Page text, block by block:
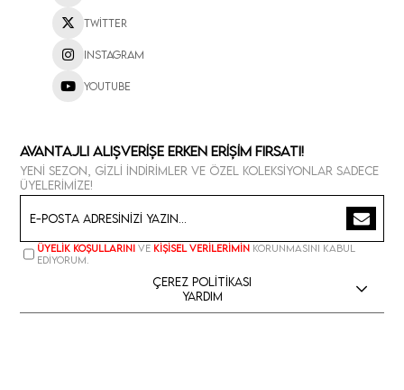
Twitter
Instagram
Youtube
Avantajlı Alışverişe Erken Erişim Fırsatı!
Yeni sezon, gizli indirimler ve özel koleksiyonlar sadece
üyelerimize!
Üyelik koşullarını ve kişisel verilerimin korunmasını kabul
ediyorum.
Çerez Politikası
Yardım